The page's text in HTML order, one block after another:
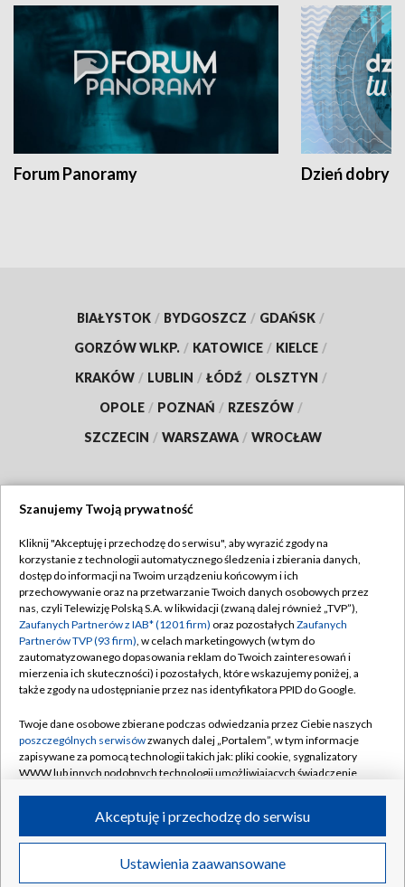
Forum Panoramy Dzień dobry
BIAŁYSTOK / BYDGOSZCZ / GDAŃSK /
GORZÓW WLKP. / KATOWICE / KIELCE /
KRAKÓW / LUBLIN / ŁÓDŹ / OLSZTYN /
OPOLE / POZNAŃ / RZESZÓW /
SZCZECIN / WARSZAWA / WROCŁAW
TVP
Abonament TVP
Emisja w TVP
Centrum informacji TVP
Naziemna Telewizja Cyfrowa
Rada Programowa
System NOS
Informacje o nadawcy
Program dla prasy
Ogłoszenie przetargowe
Regulamin TVP
Polityka prywatności
Moje zgody
Pomoc
Kontakt
Kanały
©2026 Telewizja Polska S.A. w likwidacji
Szanujemy Twoją prywatność
Kliknij "Akceptuję i przechodzę do serwisu", aby wyrazić zgody na
korzystanie z technologii automatycznego śledzenia i zbierania danych,
dostęp do informacji na Twoim urządzeniu końcowym i ich
przechowywanie oraz na przetwarzanie Twoich danych osobowych przez
nas, czyli Telewizję Polską S.A. w likwidacji (zwaną dalej również „TVP”),
Zaufanych Partnerów z IAB* (1201 firm) oraz pozostałych Zaufanych
Partnerów TVP (93 firm), w celach marketingowych (w tym do
zautomatyzowanego dopasowania reklam do Twoich zainteresowań i
mierzenia ich skuteczności) i pozostałych, które wskazujemy poniżej, a
także zgody na udostępnianie przez nas identyfikatora PPID do Google.
Twoje dane osobowe zbierane podczas odwiedzania przez Ciebie naszych
poszczególnych serwisówzwanych dalej „Portalem”, w tym informacje
zapisywane za pomocą technologii takich jak: pliki cookie, sygnalizatory
WWW lub innych podobnych technologii umożliwiających świadczenie
ruchu w Internecie.
Twoje dane osobowe zbierane podczas odwiedzania przez Ciebie
poszczególnych serwisówna Portalu, takie jak adresy IP, identyfikatory
Ustawienia zaawansowane
Akceptuję i przechodzę do serwisu